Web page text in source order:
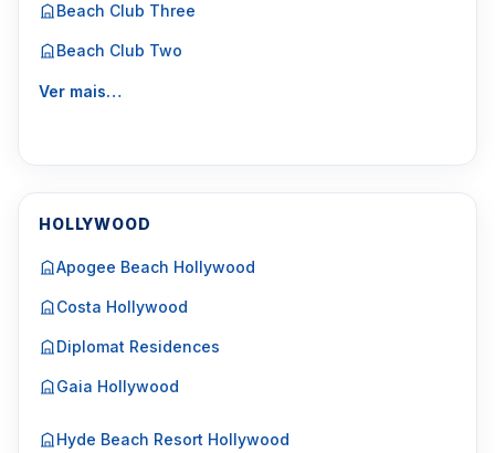
Beach Club Three
Beach Club Two
Ver mais…
HOLLYWOOD
Apogee Beach Hollywood
Costa Hollywood
Diplomat Residences
Gaia Hollywood
Hyde Beach Resort Hollywood